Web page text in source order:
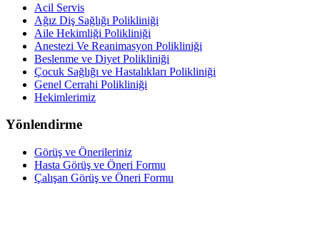
Acil Servis
Ağız Diş Sağlığı Polikliniği
Aile Hekimliği Polikliniği
Anestezi Ve Reanimasyon Polikliniği
Beslenme ve Diyet Polikliniği
Çocuk Sağlığı ve Hastalıkları Polikliniği
Genel Cerrahi Polikliniği
Hekimlerimiz
Yönlendirme
Görüş ve Önerileriniz
Hasta Görüş ve Öneri Formu
Çalışan Görüş ve Öneri Formu